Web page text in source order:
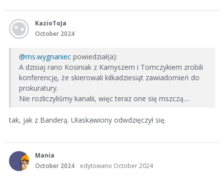
KazioToJa
October 2024
@ms.wygnaniec powiedział(a):
A dzisiaj rano Kosiniak z Kamyszem i Tomczykiem zrobili
konferencję, że skierowali kilkadziesiąt zawiadomień do
prokuratury.
Nie rozliczyliśmy kanalii, więc teraz one się mszczą....
tak, jak z Banderą. Ułaskawiony odwdzięczył się.
Mania
October 2024
edytowano October 2024